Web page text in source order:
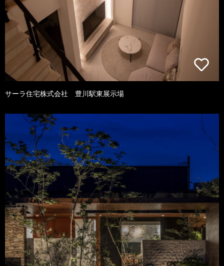
サーラ住宅株式会社 豊川駅東展示場